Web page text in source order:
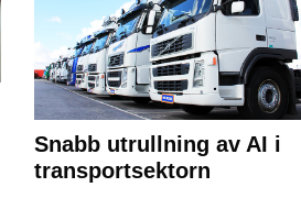
Snabb utrullning av AI i
transportsektorn